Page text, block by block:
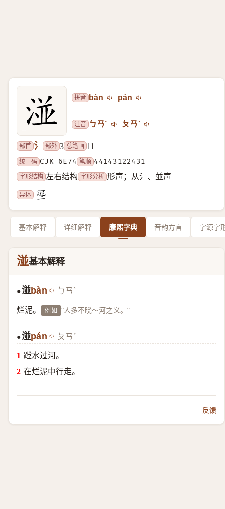
拼音 bàn pán
注音 ㄅㄢˋ ㄆㄢˊ
部首 氵 部外 3 总笔画 11
统一码 CJK 6E74 笔顺 44143122431
字形结构 左右结构 字形分析 形声；从氵、並声
异体
基本解释 详细解释 康熙字典 音韵方言 字源字
湴基本解释
●湴bàn ㄅㄢˋ
烂泥。 例如 “人多不晓～河之义。”
●湴pán ㄆㄢˊ
蹚水过河。
在烂泥中行走。
反馈